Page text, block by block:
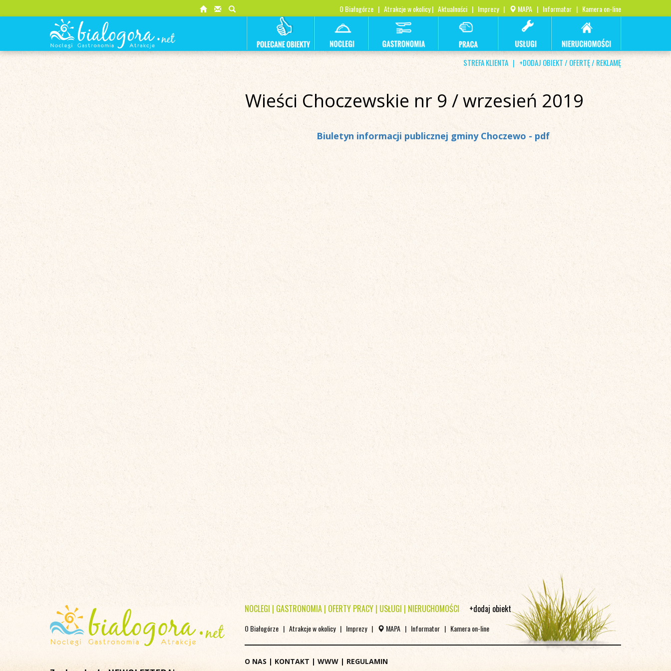
O Białogórze | Atrakcje w okolicy| Aktualności | Imprezy| MAPA | Informator | Kamera on-line
STREFA KLIENTA | +DODAJ OBIEKT / OFERTĘ / REKLAMĘ
Wieści Choczewskie nr 9 / wrzesień 2019
Biuletyn informacji publicznej gminy Choczewo - pdf
NOCLEGI | GASTRONOMIA | OFERTY PRACY | USŁUGI | NIERUCHOMOŚCI +dodaj obiekt
O Białogórze | Atrakcje w okolicy| Imprezy| MAPA | Informator | Kamera on-line
O NAS | KONTAKT | WWW | REGULAMIN